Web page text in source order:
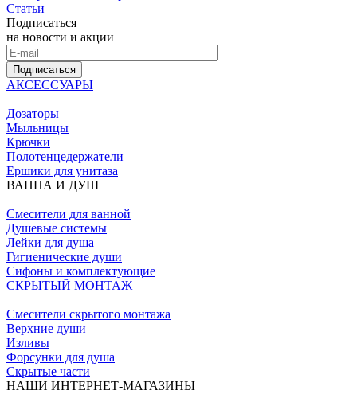
Статьи
Подписаться
на новости и акции
Подписаться
АКСЕССУАРЫ
Дозаторы
Мыльницы
Крючки
Полотенцедержатели
Ершики для унитаза
ВАННА И ДУШ
Смесители для ванной
Душевые системы
Лейки для душа
Гигиенические души
Сифоны и комплектующие
СКРЫТЫЙ МОНТАЖ
Смесители скрытого монтажа
Верхние души
Изливы
Форсунки для душа
Скрытые части
НАШИ ИНТЕРНЕТ-МАГАЗИНЫ